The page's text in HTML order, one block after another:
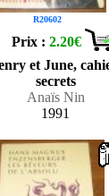
R20602
Prix :2.20€
et June,
secrets
Anaïs Nin
1991